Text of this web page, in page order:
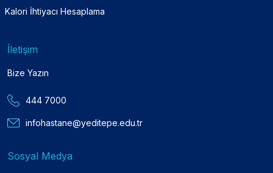
Kalori İhtiyacı Hesaplama
İletişim
Bize Yazın
444 7000
infohastane@yeditepe.edu.tr
Sosyal Medya